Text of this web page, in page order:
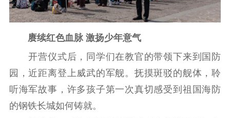
文化人才
数据资源
公共服务
新时代公民素养
提升资源库
赓续红色血脉 激扬少年意气
开营仪式后，同学们在教官的带领下来到国防
园，近距离登上威武的军舰。抚摸斑驳的舰体，聆
听海军故事，许多孩子第一次真切感受到祖国海防
的钢铁长城如何铸就。